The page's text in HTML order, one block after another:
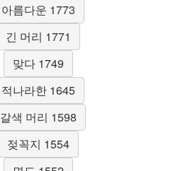
아름다운 1773
긴 머리 1771
맞다 1749
적나라한 1645
갈색 머리 1598
젖꼭지 1554